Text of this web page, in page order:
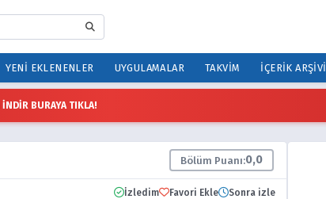
YENI EKLENENLER UYGULAMALAR TAKVIM İÇERIK ARŞIVI
İNDİR BURAYA TIKLA!
Bölüm Puanı:0,0
İzledim Favori Ekle Sonra izle